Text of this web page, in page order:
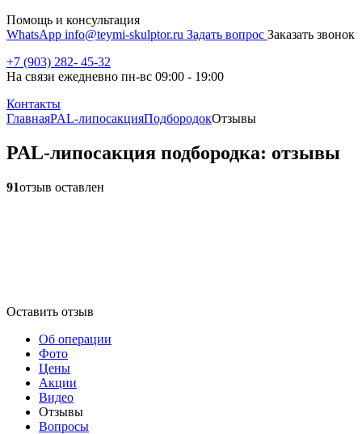
Помощь и консультация
WhatsApp info@teymi-skulptor.ru Задать вопрос Заказать звонок
+7 (903) 282- 45-32
На связи ежедневно пн-вс 09:00 - 19:00
Контакты
ГлавнаяPAL-липосакцияПодбородокОтзывы
PAL-липосакция подбородка: отзывы
91отзыв оставлен
Оставить отзыв
Об операции
Фото
Цены
Акции
Видео
Отзывы
Вопросы